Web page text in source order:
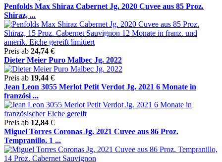
Penfolds Max Shiraz Cabernet Jg. 2020 Cuvee aus 85 Proz.
Shiraz, ...
Preis ab 24,74 €
Dieter Meier Puro Malbec Jg. 2022
Preis ab 19,44 €
Jean Leon 3055 Merlot Petit Verdot Jg. 2021 6 Monate in
französi ...
Preis ab 12,84 €
Miguel Torres Coronas Jg. 2021 Cuvee aus 86 Proz.
Tempranillo, 1 ...